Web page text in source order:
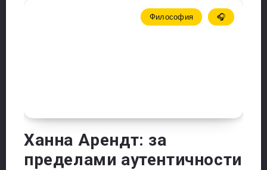
Философия 🎧
Ханна Арендт: за
пределами аутентичности